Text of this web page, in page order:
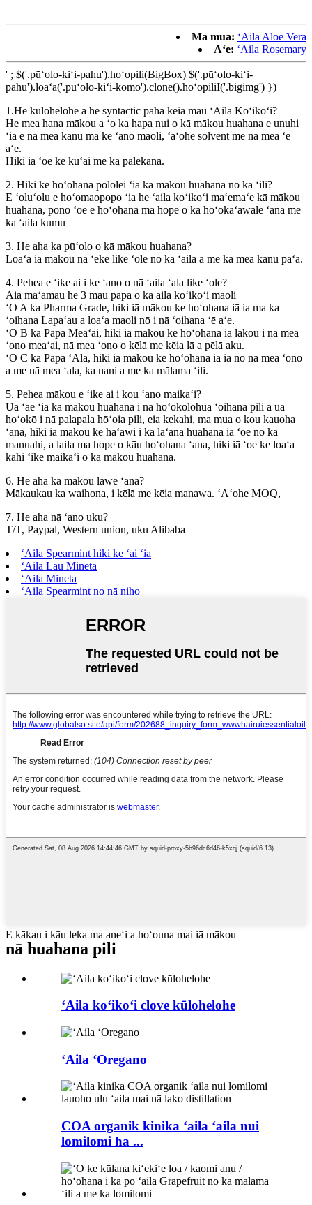
Ma mua: ʻAila Aloe Vera
Aʻe: ʻAila Rosemary
' ; $('.pūʻolo-kiʻi-pahu').hoʻopili(BigBox) $('.pūʻolo-kiʻi-
pahu').loaʻa('.pūʻolo-kiʻi-komo').clone().hoʻopiliI('.bigimg') })
1.He kūlohelohe a he syntactic paha kēia mau ʻAila Koʻikoʻi?
He mea hana mākou a ʻo ka hapa nui o kā mākou huahana e unuhi
ʻia e nā mea kanu ma ke ʻano maoli, ʻaʻohe solvent me nā mea ʻē
aʻe.
Hiki iā ʻoe ke kūʻai me ka palekana.
2. Hiki ke hoʻohana pololei ʻia kā mākou huahana no ka ʻili?
E ʻoluʻolu e hoʻomaopopo ʻia he ʻaila koʻikoʻi maʻemaʻe kā mākou
huahana, pono ʻoe e hoʻohana ma hope o ka hoʻokaʻawale ʻana me
ka ʻaila kumu
3. He aha ka pūʻolo o kā mākou huahana?
Loaʻa iā mākou nā ʻeke like ʻole no ka ʻaila a me ka mea kanu paʻa.
4. Pehea e ʻike ai i ke ʻano o nā ʻaila ʻala like ʻole?
Aia maʻamau he 3 mau papa o ka aila koʻikoʻi maoli
ʻO A ka Pharma Grade, hiki iā mākou ke hoʻohana iā ia ma ka
ʻoihana Lapaʻau a loaʻa maoli nō i nā ʻoihana ʻē aʻe.
ʻO B ka Papa Meaʻai, hiki iā mākou ke hoʻohana iā lākou i nā mea
ʻono meaʻai, nā mea ʻono o kēlā me kēia lā a pēlā aku.
ʻO C ka Papa ʻAla, hiki iā mākou ke hoʻohana iā ia no nā mea ʻono
a me nā mea ʻala, ka nani a me ka mālama ʻili.
5. Pehea mākou e ʻike ai i kou ʻano maikaʻi?
Ua ʻae ʻia kā mākou huahana i nā hoʻokolohua ʻoihana pili a ua
hoʻokō i nā palapala hōʻoia pili, eia kekahi, ma mua o kou kauoha
ʻana, hiki iā mākou ke hāʻawi i ka laʻana huahana iā ʻoe no ka
manuahi, a laila ma hope o kāu hoʻohana ʻana, hiki iā ʻoe ke loaʻa
kahi ʻike maikaʻi o kā mākou huahana.
6. He aha kā mākou lawe ʻana?
Mākaukau ka waihona, i kēlā me kēia manawa. ʻAʻohe MOQ,
7. He aha nā ʻano uku?
T/T, Paypal, Western union, uku Alibaba
ʻAila Spearmint hiki ke ʻai ʻia
ʻAila Lau Mineta
ʻAila Mineta
ʻAila Spearmint no nā niho
E kākau i kāu leka ma aneʻi a hoʻouna mai iā mākou
nā huahana pili
ʻAila koʻikoʻi clove kūlohelohe
ʻAila ʻOregano
COA organik kinika ʻaila ʻaila nui
lomilomi ha ...